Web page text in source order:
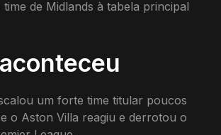
de Midlands à tabela principal
um forte time titular poucos
o Aston Villa reagiu e derrotou o